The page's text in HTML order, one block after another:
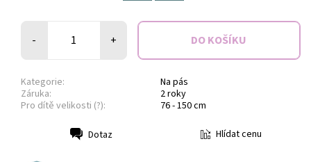
- +
Kategorie:
Na pás
Záruka:
2 roky
Pro dítě velikosti (?):
76 - 150 cm
Dotaz Hlídat cenu